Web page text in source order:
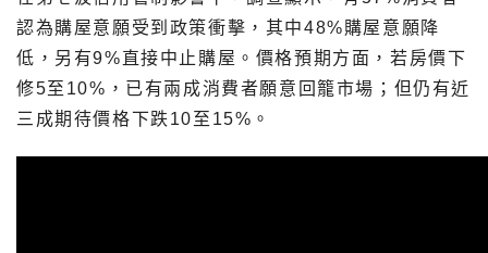
認為購屋意願受到政策衝擊，其中48%購屋意願降
低，另有9%直接中止購屋。價格預期方面，若房價下
修5至10%，已有兩成消費者願意回籠市場；但仍有近
三成期待價格下跌10至15%。